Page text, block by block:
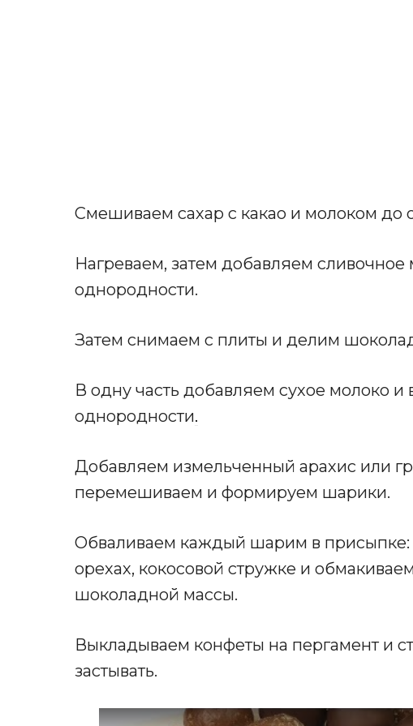
Смешиваем сахар с какао и молоком до
Нагреваем, затем добавляем сливочное
однородности.
Затем снимаем с плиты и делим
В одну часть добавляем сухое молоко
однородности.
Добавляем измельченный арахис или
перемешиваем и формируем шарики.
Обваливаем каждый шарим в присыпке:
орехах, кокосовой стружке и
шоколадной массы.
Выкладываем конфеты на пергамент и
застывать.